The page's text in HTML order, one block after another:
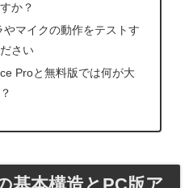
か？
マイクの動作をテストす
さい
Proと無料版では何が大